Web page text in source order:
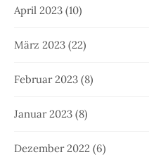
April 2023 (10)
März 2023 (22)
Februar 2023 (8)
Januar 2023 (8)
Dezember 2022 (6)